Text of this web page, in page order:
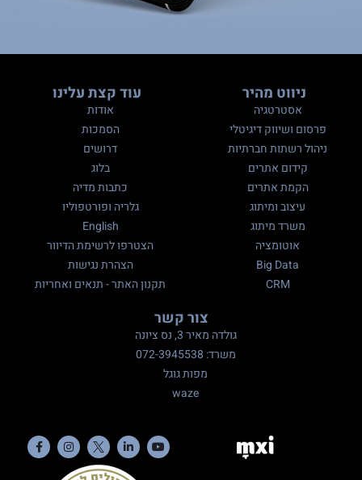
ניווט מהיר
אסטרטגיה
פרסום ושיווק דיגיטלי
ניהול רשתות חברתיות
קידום אתרים
הקמת אתרים
עיצוב ומיתוג
משרד מיתוג
אוטומציה
Big Data
CRM
עוד קצת עלינו
אודות
הסמכות
דרושים
בלוג
כתבות מדיה
גלריה ופורטפוליו
English
הצטרפו לרשימת הדיוור
הצהרת נגישות
תקנון האתר - תנאים ואחריות
צור קשר
גולדה מאיר 3, נס ציונה
משרד: 072-3945538
מפות גוגל
waze